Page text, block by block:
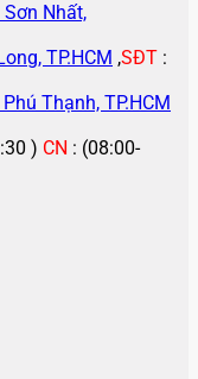
Sơn Nhất,
TP.HCM ,SĐT :
Thạnh, TP.HCM
) CN : (08:00-